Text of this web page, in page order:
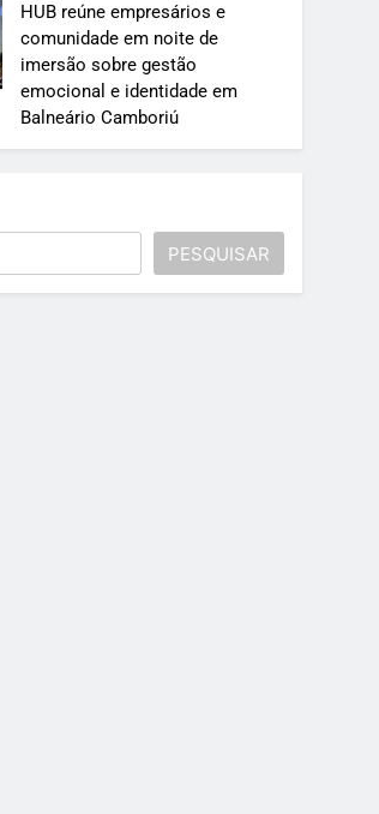
HUB reúne empresários e
comunidade em noite de
imersão sobre gestão
emocional e identidade em
Balneário Camboriú
PESQUISAR